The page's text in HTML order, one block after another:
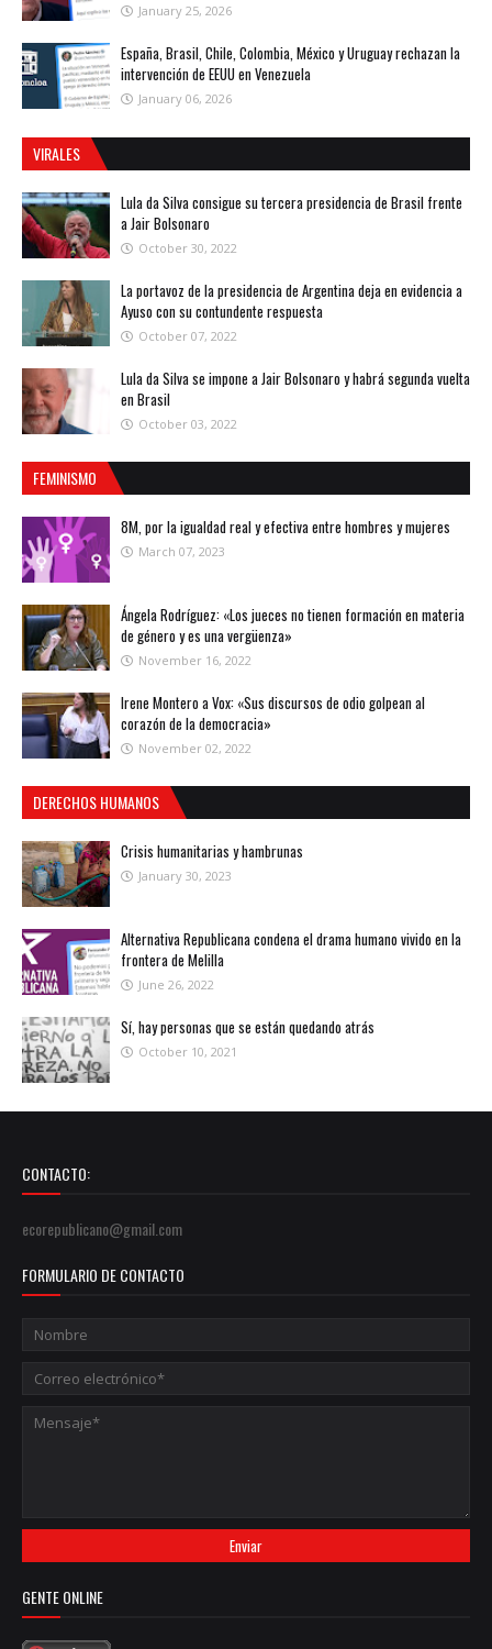
January 25, 2026
España, Brasil, Chile, Colombia, México y Uruguay rechazan la
intervención de EEUU en Venezuela
January 06, 2026
VIRALES
Lula da Silva consigue su tercera presidencia de Brasil frente
a Jair Bolsonaro
October 30, 2022
La portavoz de la presidencia de Argentina deja en evidencia a
Ayuso con su contundente respuesta
October 07, 2022
Lula da Silva se impone a Jair Bolsonaro y habrá segunda vuelta
en Brasil
October 03, 2022
FEMINISMO
8M, por la igualdad real y efectiva entre hombres y mujeres
March 07, 2023
Ángela Rodríguez: «Los jueces no tienen formación en materia
de género y es una vergüenza»
November 16, 2022
Irene Montero a Vox: «Sus discursos de odio golpean al
corazón de la democracia»
November 02, 2022
DERECHOS HUMANOS
Crisis humanitarias y hambrunas
January 30, 2023
Alternativa Republicana condena el drama humano vivido en la
frontera de Melilla
June 26, 2022
Sí, hay personas que se están quedando atrás
October 10, 2021
CONTACTO:
ecorepublicano@gmail.com
FORMULARIO DE CONTACTO
GENTE ONLINE